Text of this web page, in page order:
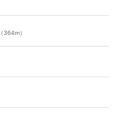
（364m）